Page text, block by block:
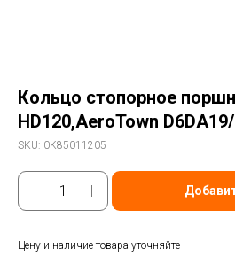
Кольцо стопорное
HD120,AeroTown
SKU: 0K85011205
Цену и наличие товара уточняйте